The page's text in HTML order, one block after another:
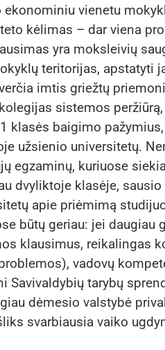
vienetu
kėlimas – dar viena
yra moksleivių
teritorijas, apstatyti
imtis griežtų
sistemos
klasės baigimo
užsienio universitetų.
egzaminų, kuriuose
dvyliktoje klasėje,
apie priėmimą
būtų geriau: jei
klausimus, reikalingas
vadovų
Savivaldybių tarybų
dėmesio valstybė
svarbiausia vaiko